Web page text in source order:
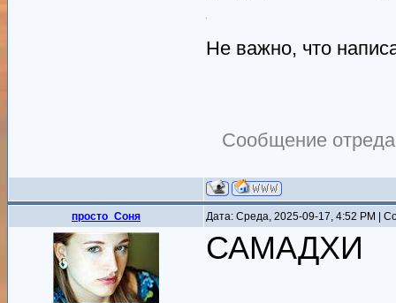
Не важно, что
Сообщение
просто_Соня Дата: Среда, 2025-09-17, 4:52 PM |
САМАДХИ